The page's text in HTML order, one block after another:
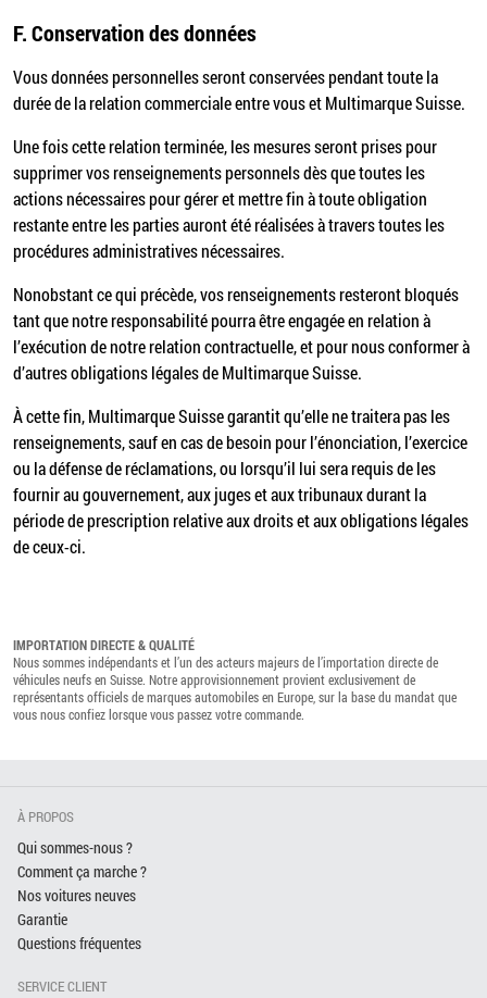
F.Conservation des données
Vous données personnelles seront conservées pendant toute la
durée de la relation commerciale entre vous et Multimarque Suisse.
Une fois cette relation terminée, les mesures seront prises pour
supprimer vos renseignements personnels dès que toutes les
actions nécessaires pour gérer et mettre fin à toute obligation
restante entre les parties auront été réalisées à travers toutes les
procédures administratives nécessaires.
Nonobstant ce qui précède, vos renseignements resteront bloqués
tant que notre responsabilité pourra être engagée en relation à
l’exécution de notre relation contractuelle, et pour nous conformer à
d’autres obligations légales de Multimarque Suisse.
À cette fin, Multimarque Suisse garantit qu’elle ne traitera pas les
renseignements, sauf en cas de besoin pour l’énonciation, l’exercice
ou la défense de réclamations, ou lorsqu’il lui sera requis de les
fournir au gouvernement, aux juges et aux tribunaux durant la
période de prescription relative aux droits et aux obligations légales
de ceux-ci.
IMPORTATION DIRECTE & QUALITÉ
Nous sommes indépendants et l’un des acteurs majeurs de l’importation directe de
véhicules neufs en Suisse. Notre approvisionnement provient exclusivement de
représentants officiels de marques automobiles en Europe, sur la base du mandat que
vous nous confiez lorsque vous passez votre commande.
À PROPOS
Qui sommes-nous ?
Comment ça marche ?
Nos voitures neuves
Garantie
Questions fréquentes
SERVICE CLIENT